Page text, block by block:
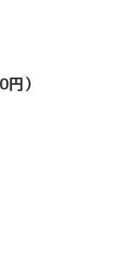
）